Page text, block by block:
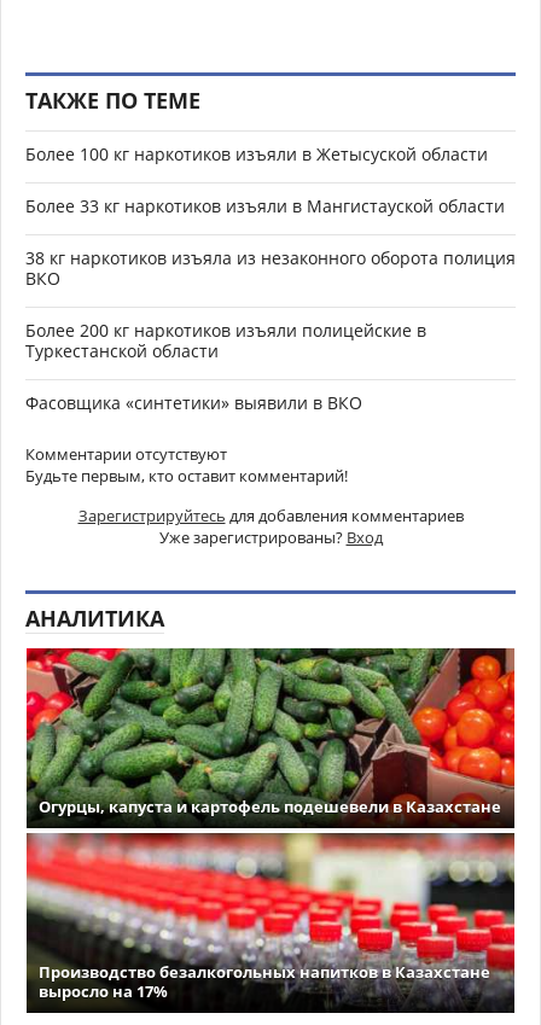
ТАКЖЕ ПО ТЕМЕ
Более 100 кг наркотиков изъяли в Жетысуской области
Более 33 кг наркотиков изъяли в Мангистауской области
38 кг наркотиков изъяла из незаконного оборота полиция
ВКО
Более 200 кг наркотиков изъяли полицейские в
Туркестанской области
Фасовщика «синтетики» выявили в ВКО
Комментарии отсутствуют
Будьте первым, кто оставит комментарий!
Зарегистрируйтесь для добавления комментариев
Уже зарегистрированы? Вход
АНАЛИТИКА
Огурцы, капуста и картофель подешевели в Казахстане
Производство безалкогольных напитков в Казахстане
выросло на 17%